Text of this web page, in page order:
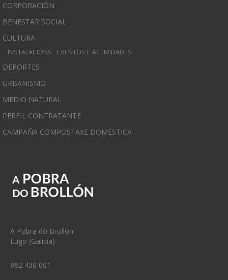
CORPORACIÓN
BENESTAR SOCIAL
CULTURA
INSTALACIÓNS EVENTOS E ACTIVIDADES
DEPORTES
URBANISMO
MEDIO NATURAL
PERFIL CONTRATANTE
CAMPAÑA COMPOSTAXE DOMÉSTICA
A Pobra do Brollón
Lugo (Galicia)
982 430 001